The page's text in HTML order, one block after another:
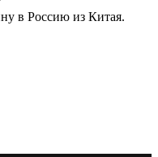
в Россию из Китая.